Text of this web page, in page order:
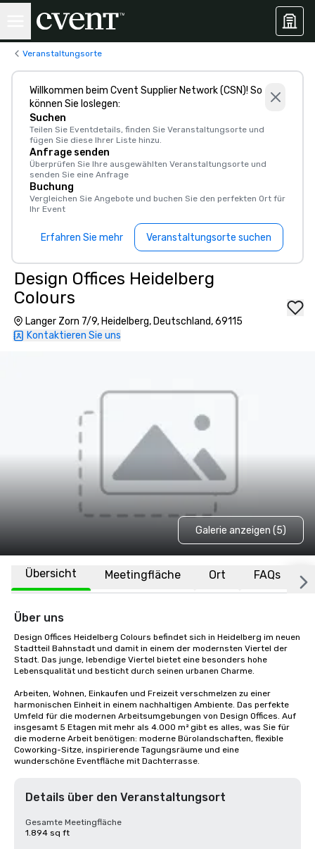
Veranstaltungsorte
Willkommen beim Cvent Supplier Network (CSN)! So
können Sie loslegen:
Suchen
Teilen Sie Eventdetails, finden Sie Veranstaltungsorte und
fügen Sie diese Ihrer Liste hinzu.
Anfrage senden
Überprüfen Sie Ihre ausgewählten Veranstaltungsorte und
senden Sie eine Anfrage
Buchung
Vergleichen Sie Angebote und buchen Sie den perfekten Ort für
Ihr Event
Erfahren Sie mehr Veranstaltungsorte suchen
Design Offices Heidelberg
Colours
Langer Zorn 7/9, Heidelberg, Deutschland, 69115
Kontaktieren Sie uns
Galerie anzeigen (5)
Übersicht Meetingfläche Ort FAQs
Über uns
Design Offices Heidelberg Colours befindet sich in Heidelberg im neuen
Stadtteil Bahnstadt und damit in einem der modernsten Viertel der
Stadt. Das junge, lebendige Viertel bietet eine besonders hohe
Lebensqualität und besticht durch seinen urbanen Charme.
Arbeiten, Wohnen, Einkaufen und Freizeit verschmelzen zu einer
harmonischen Einheit in einem nachhaltigen Ambiente. Das perfekte
Umfeld für die modernen Arbeitsumgebungen von Design Offices. Auf
insgesamt 5 Etagen mit mehr als 4.000 m² gibt es alles, was Sie für
die moderne Arbeit benötigen: moderne Bürolandschaften, flexible
Coworking-Sitze, inspirierende Tagungsräume und eine
wunderschöne Eventfläche mit Dachterrasse.
Details über den Veranstaltungsort
Gesamte Meetingfläche
1.894 sq ft